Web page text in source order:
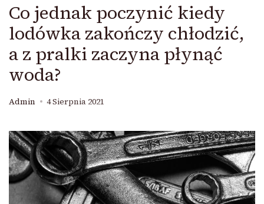
Co jednak poczynić kiedy
lodówka zakończy chłodzić,
a z pralki zaczyna płynąć
woda?
Admin 4 Sierpnia 2021